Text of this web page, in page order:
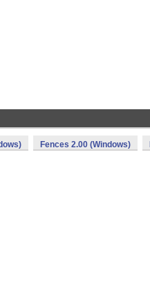
Fences 2.00 (Windows)